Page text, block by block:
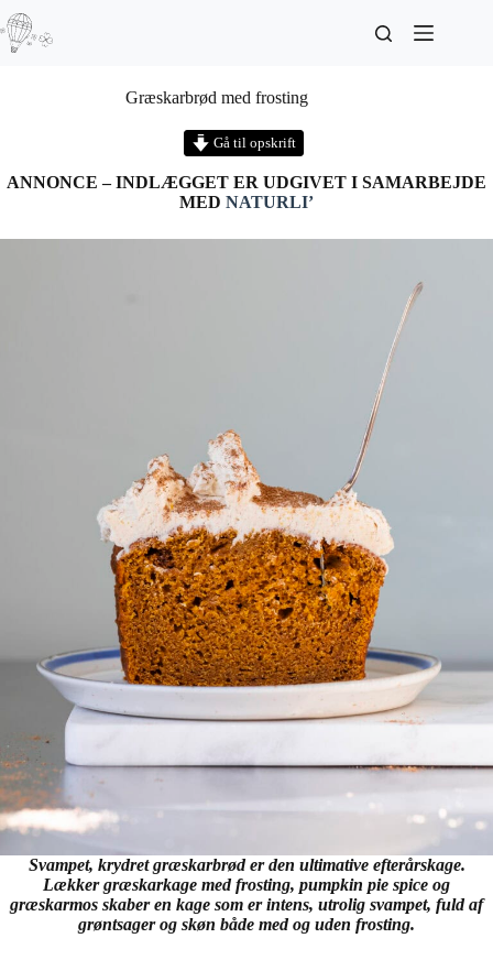
Græskarbrød med frosting
Gå til opskrift
ANNONCE – INDLÆGGET ER UDGIVET I SAMARBEJDE
MED NATURLI’
Svampet, krydret græskarbrød er den ultimative efterårskage.
Lækker græskarkage med frosting, pumpkin pie spice og
græskarmos skaber en kage som er intens, utrolig svampet, fuld af
grøntsager og skøn både med og uden frosting.